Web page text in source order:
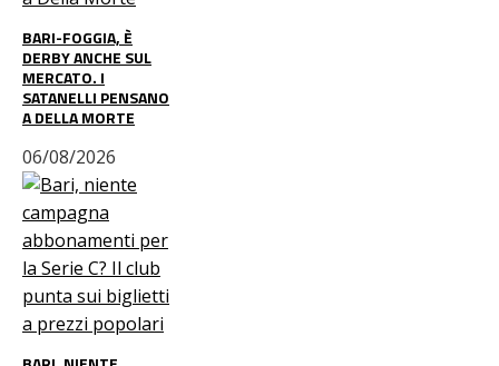
BARI-FOGGIA, È
DERBY ANCHE SUL
MERCATO. I
SATANELLI PENSANO
A DELLA MORTE
06/08/2026